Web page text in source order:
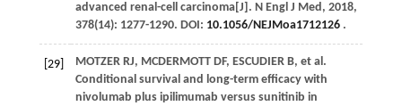
advanced renal-cell carcinoma[J]. N Engl J Med, 2018,
378(14): 1277-1290. DOI: 10.1056/NEJMoa1712126.
[29] MOTZER RJ, MCDERMOTT DF, ESCUDIER B, et al.
Conditional survival and long-term efficacy with
nivolumab plus ipilimumab versus sunitinib in